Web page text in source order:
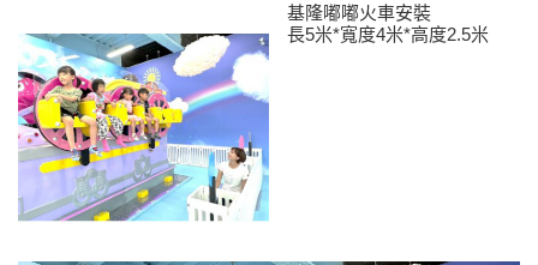
基隆嘟嘟火車安裝
長5米*寬度4米*高度2.5米